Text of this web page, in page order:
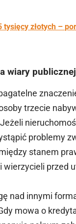
tysięcy złotych –
wiary publicznej
trzecie
problemy
stanem
przed
nad innymi
mowa o